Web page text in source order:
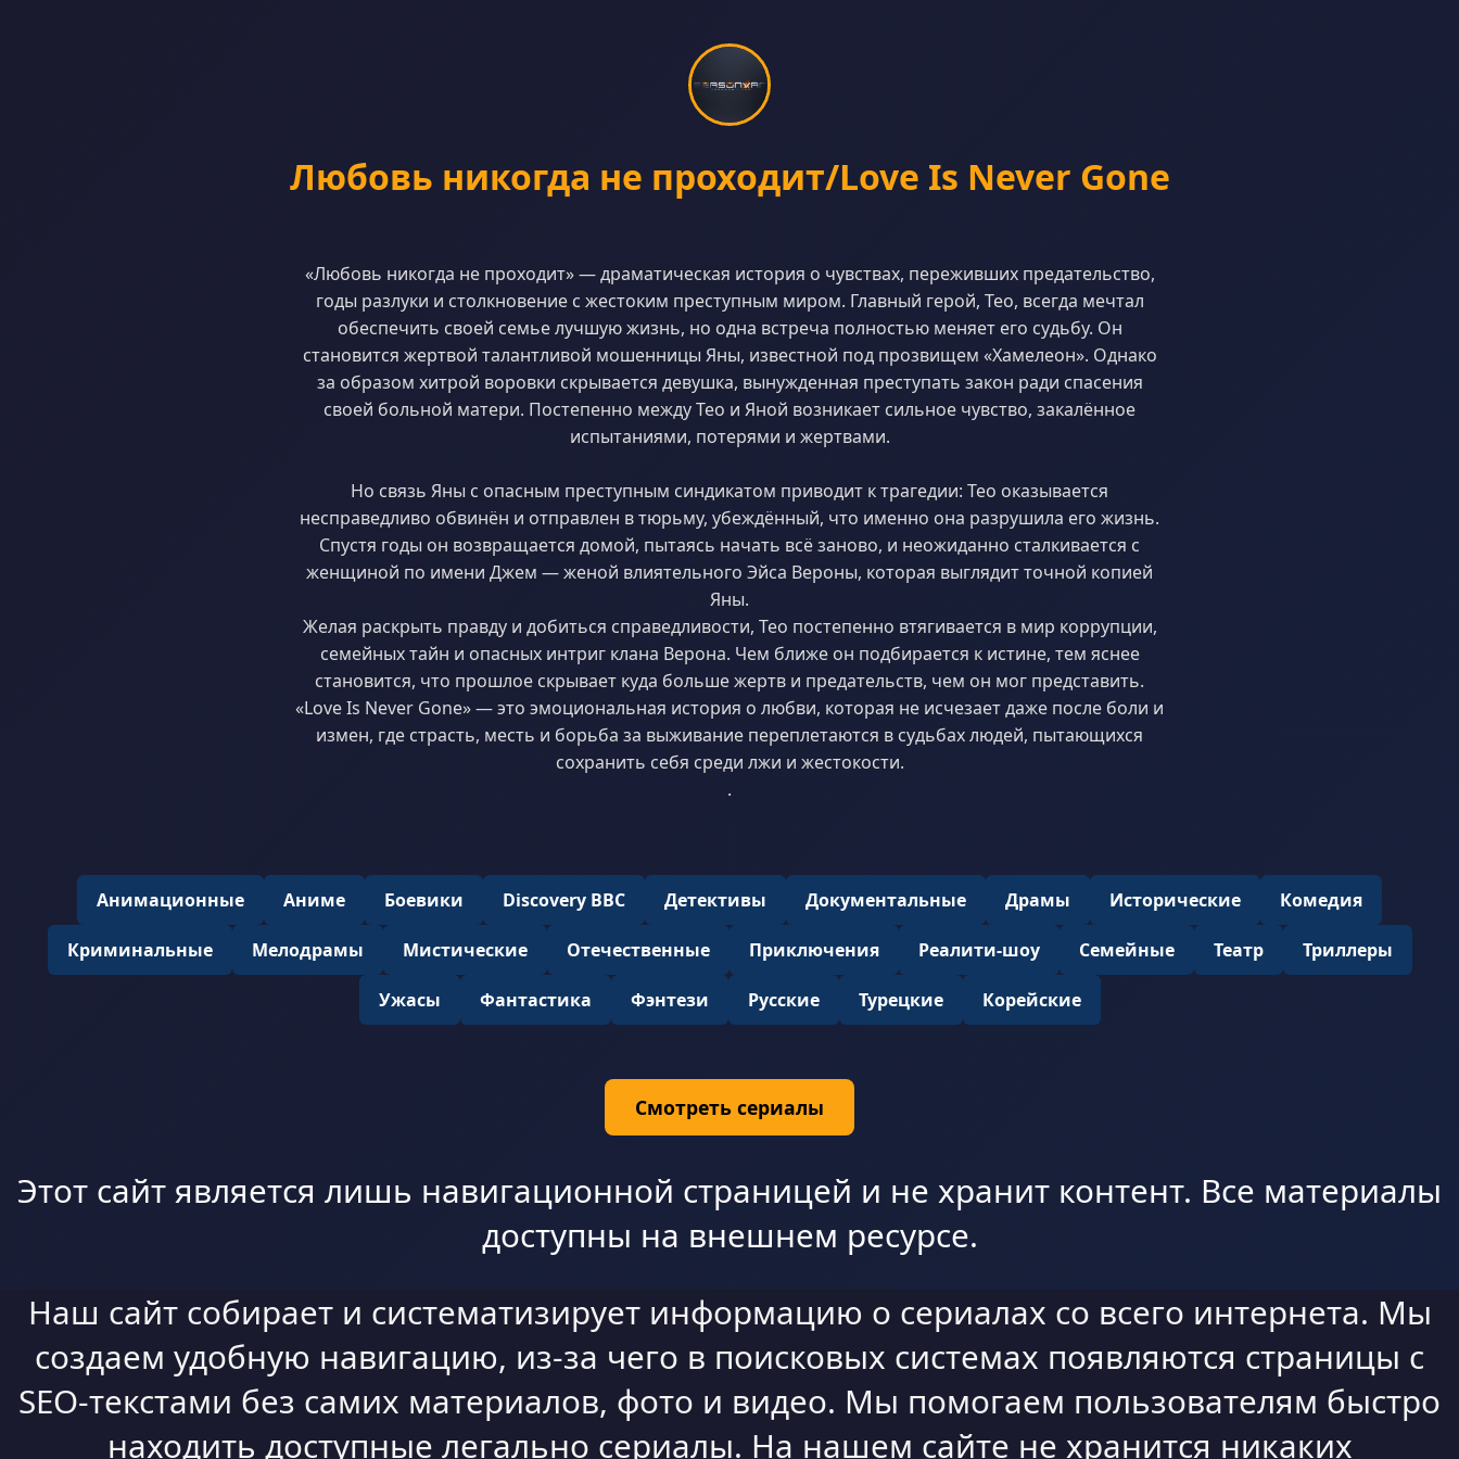
Любовь никогда не проходит/Love Is Never Gone
«Любовь никогда не проходит» — драматическая история о чувствах, переживших предательство,
годы разлуки и столкновение с жестоким преступным миром. Главный герой, Тео, всегда мечтал
обеспечить своей семье лучшую жизнь, но одна встреча полностью меняет его судьбу. Он
становится жертвой талантливой мошенницы Яны, известной под прозвищем «Хамелеон». Однако
за образом хитрой воровки скрывается девушка, вынужденная преступать закон ради спасения
своей больной матери. Постепенно между Тео и Яной возникает сильное чувство, закалённое
испытаниями, потерями и жертвами.
Но связь Яны с опасным преступным синдикатом приводит к трагедии: Тео оказывается
несправедливо обвинён и отправлен в тюрьму, убеждённый, что именно она разрушила его жизнь.
Спустя годы он возвращается домой, пытаясь начать всё заново, и неожиданно сталкивается с
женщиной по имени Джем — женой влиятельного Эйса Вероны, которая выглядит точной копией
Яны.
Желая раскрыть правду и добиться справедливости, Тео постепенно втягивается в мир коррупции,
семейных тайн и опасных интриг клана Верона. Чем ближе он подбирается к истине, тем яснее
становится, что прошлое скрывает куда больше жертв и предательств, чем он мог представить.
«Love Is Never Gone» — это эмоциональная история о любви, которая не исчезает даже после боли и
измен, где страсть, месть и борьба за выживание переплетаются в судьбах людей, пытающихся
сохранить себя среди лжи и жестокости.
.
Анимационные Аниме Боевики Discovery BBC Детективы Документальные Драмы Исторические Комедия
Криминальные Мелодрамы Мистические Отечественные Приключения Реалити-шоу Семейные Театр Триллеры
Ужасы Фантастика Фэнтези Русские Турецкие Корейские
Смотреть сериалы
Этот сайт является лишь навигационной страницей и не хранит контент. Все материалы
доступны на внешнем ресурсе.
Наш сайт собирает и систематизирует информацию о сериалах со всего интернета. Мы
создаем удобную навигацию, из-за чего в поисковых системах появляются страницы с
SEO-текстами без самих материалов, фото и видео. Мы помогаем пользователям быстро
находить доступные легально сериалы. На нашем сайте не хранится никаких